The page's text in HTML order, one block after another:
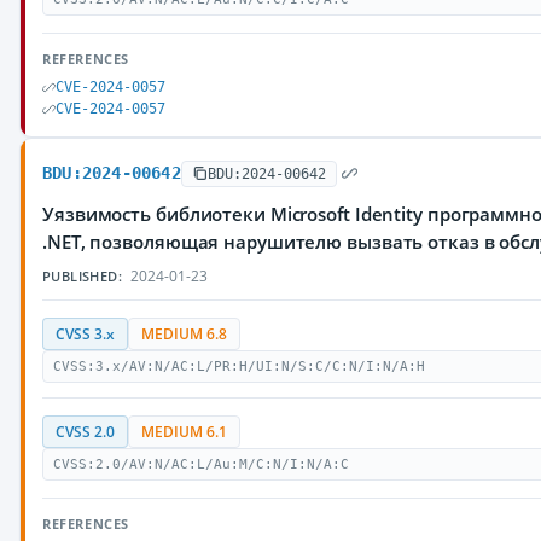
REFERENCES
CVE-2024-0057
CVE-2024-0057
BDU:2024-00642 BDU:2024-00642
Уязвимость библиотеки Microsoft Identity
.NET, позволяющая нарушителю вызвать отказ в
PUBLISHED: 2024-01-23
CVSS 3.x MEDIUM 6.8
CVSS:3.x/AV:N/AC:L/PR:H/UI:N/S:C/C:N/I:N/A:H
CVSS 2.0 MEDIUM 6.1
CVSS:2.0/AV:N/AC:L/Au:M/C:N/I:N/A:C
REFERENCES